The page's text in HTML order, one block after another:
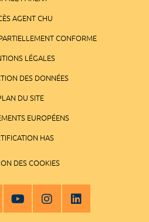
AGENT CHU
CONFORME
LÉGALES
DES DONNÉES
DU SITE
EUROPÉENS
HAS
DES COOKIES